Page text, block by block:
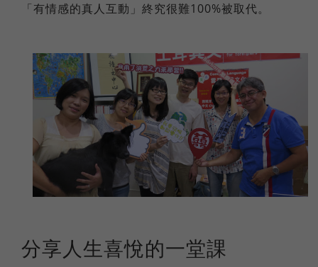
「有情感的真人互動」終究很難100%被取代。
分享人生喜悅的一堂課